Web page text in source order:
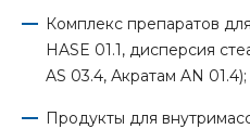
Комплекс препаратов
HASE 01.1, дисперсия
AS 03.4, Акратам AN 01.4);
Продукты для